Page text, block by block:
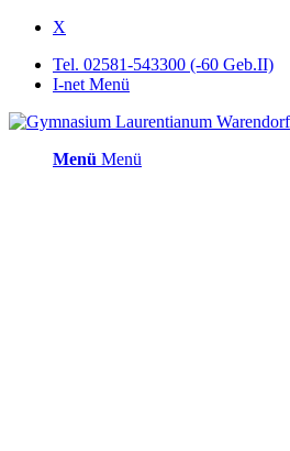
X
Tel. 02581-543300 (-60 Geb.II)
I-net Menü
Menü Menü